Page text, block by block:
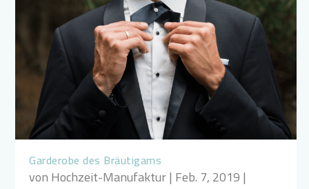
Garderobe des Bräutigams
von Hochzeit-Manufaktur| Feb. 7, 2019 |